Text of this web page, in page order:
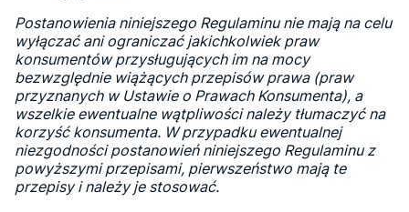
Postanowienia niniejszego Regulaminu nie mają na celu
wyłączać ani ograniczać jakichkolwiek praw
konsumentów przysługujących im na mocy
bezwzględnie wiążących przepisów prawa (praw
przyznanych w Ustawie o Prawach Konsumenta), a
wszelkie ewentualne wątpliwości należy tłumaczyć na
korzyść konsumenta. W przypadku ewentualnej
niezgodności postanowień niniejszego Regulaminu z
powyższymi przepisami, pierwszeństwo mają te
przepisy i należy je stosować.